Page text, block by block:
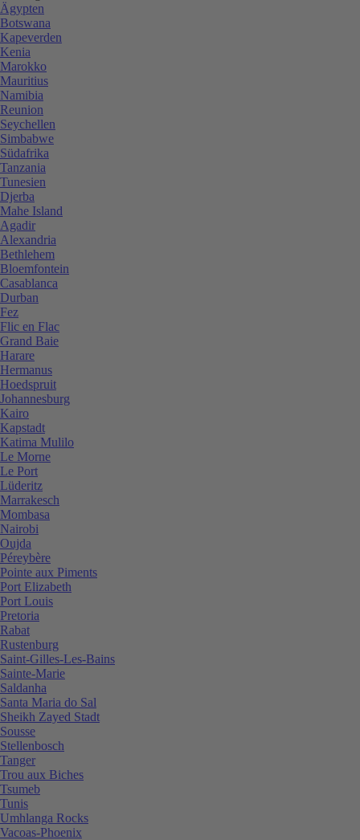
Ägypten
Botswana
Kapeverden
Kenia
Marokko
Mauritius
Namibia
Reunion
Seychellen
Simbabwe
Südafrika
Tanzania
Tunesien
Djerba
Mahe Island
Agadir
Alexandria
Bethlehem
Bloemfontein
Casablanca
Durban
Fez
Flic en Flac
Grand Baie
Harare
Hermanus
Hoedspruit
Johannesburg
Kairo
Kapstadt
Katima Mulilo
Le Morne
Le Port
Lüderitz
Marrakesch
Mombasa
Nairobi
Oujda
Péreybère
Pointe aux Piments
Port Elizabeth
Port Louis
Pretoria
Rabat
Rustenburg
Saint-Gilles-Les-Bains
Sainte-Marie
Saldanha
Santa Maria do Sal
Sheikh Zayed Stadt
Sousse
Stellenbosch
Tanger
Trou aux Biches
Tsumeb
Tunis
Umhlanga Rocks
Vacoas-Phoenix